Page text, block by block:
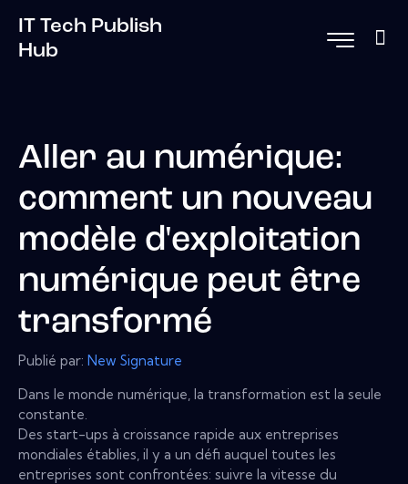
IT Tech Publish
Hub
Aller au numérique:
comment un nouveau
modèle d'exploitation
numérique peut être
transformé
Publié par: New Signature
Dans le monde numérique, la transformation est la seule
constante.
Des start-ups à croissance rapide aux entreprises
mondiales établies, il y a un défi auquel toutes les
entreprises sont confrontées: suivre la vitesse du